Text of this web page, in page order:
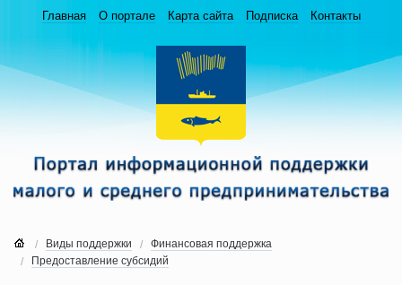
Главная О портале Карта сайта Подписка Контакты
Виды поддержки
Финансовая поддержка
Предоставление субсидий